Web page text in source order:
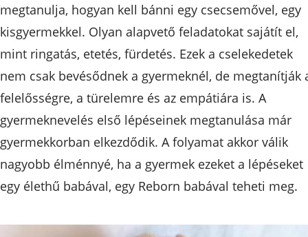
megtanulja, hogyan kell bánni egy csecsemővel, egy
kisgyermekkel. Olyan alapvető feladatokat sajátít el,
mint ringatás, etetés, fürdetés. Ezek a cselekedetek
nem csak bevésődnek a gyermeknél, de megtanítják
felelősségre, a türelemre és az empátiára is. A
gyermeknevelés első lépéseinek megtanulása már
gyermekkorban elkezdődik. A folyamat akkor válik
nagyobb élménnyé, ha a gyermek ezeket a lépéseket
egy élethű babával, egy Reborn babával teheti meg.